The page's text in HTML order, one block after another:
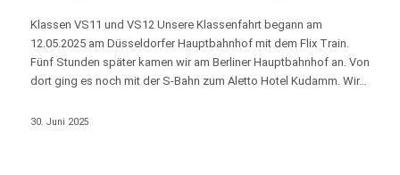
Klassen VS11 und VS12 Unsere Klassenfahrt begann am
12.05.2025 am Düsseldorfer Hauptbahnhof mit dem Flix Train.
Fünf Stunden später kamen wir am Berliner Hauptbahnhof an. Von
dort ging es noch mit der S-Bahn zum Aletto Hotel Kudamm. Wir…
30. Juni 2025